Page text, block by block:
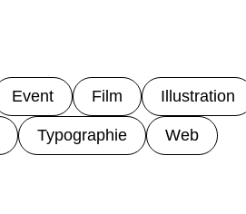
Event Film Illustration
Typographie Web